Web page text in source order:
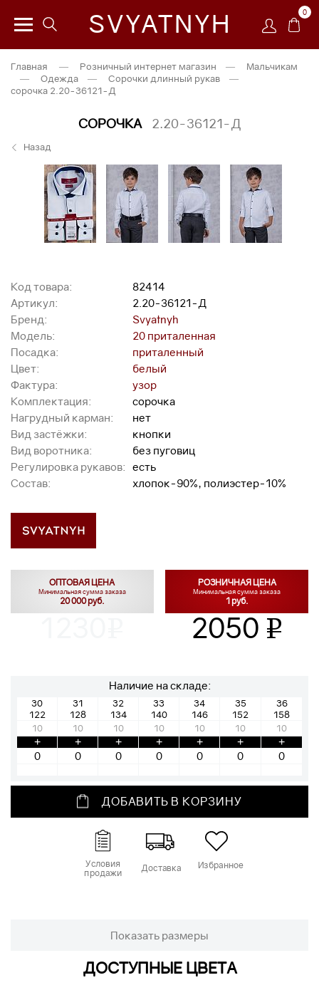
SVYATNYH 0
Главная — Розничный интернет магазин —
Мальчикам
—
Одежда — Сорочки длинный рукав
—
сорочка 2.20-36121-Д
СОРОЧКА 2.20-36121-Д
Назад
Код товара:
82414
Артикул:
2.20-36121-Д
Бренд:
Svyatnyh
Модель:
20 приталенная
Посадка:
приталенный
Цвет:
белый
Фактура:
узор
Комплектация:
сорочка
Нагрудный карман:
нет
Вид застёжки:
кнопки
Вид воротника:
без пуговиц
Регулировка рукавов:
есть
Состав:
хлопок-90%, полиэстер-10%
ОПТОВАЯ ЦЕНА
Минимальная сумма заказа
20 000 руб.
РОЗНИЧНАЯ ЦЕНА
Минимальная сумма заказа
1 руб.
2050 v
Наличие на складе:
30
122
31
128
32
134
33
140
34
146
35
152
36
158
10
+
10
+
10
+
10
+
10
+
10
+
10
+
ДОБАВИТЬ В КОРЗИНУ
Условия
продажи Доставка Избранное
Показать размеры
ДОСТУПНЫЕ ЦВЕТА